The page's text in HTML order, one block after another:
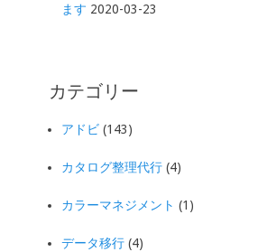
ます 2020-03-23
カテゴリー
アドビ (143)
カタログ整理代行 (4)
カラーマネジメント (1)
データ移行 (4)